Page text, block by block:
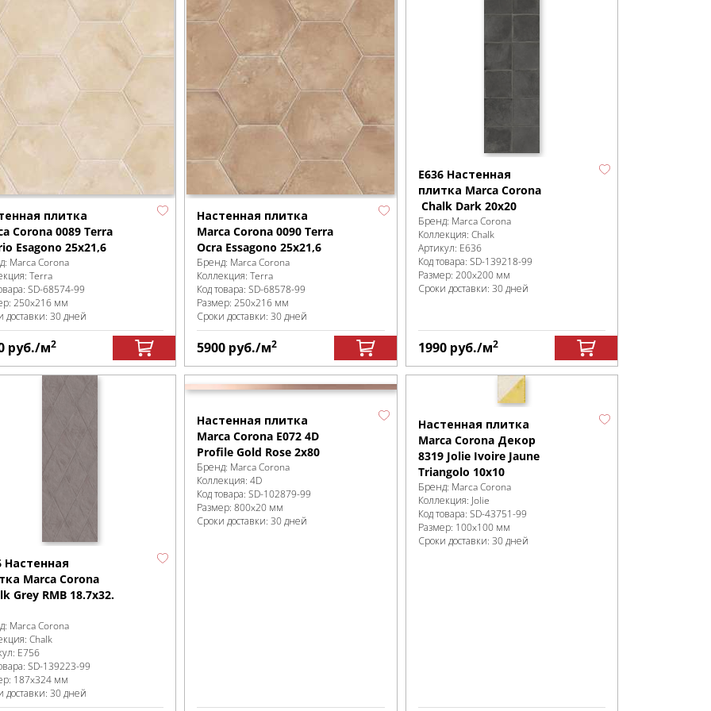
плитка
Corona 0089 Terra
Esagonо 25х21,6
Marca Corona
Terra
SD-68574-99
250x216 мм
доставки: 30 дней
руб./м2
Настенная плитка
Marca Corona 0090 Terra
Ocra Essagonо 25х21,6
Бренд: Marca Corona
Коллекция:Terra
Код товара:SD-68578-99
Размер:250x216 мм
Сроки доставки: 30 дней
5900 руб./м2
E636 Настенная
плитка Marca Corona
Chalk Dark 20x20
Бренд: Marca Corona
Коллекция: Chalk
Артикул: E636
Код товара: SD-139218-99
Размер: 200x200 мм
Сроки доставки: 30 дней
1990 руб./м2
Настенная
Marca Corona
Grey RMB 18.7x32.
Marca Corona
Chalk
E756
SD-139223-99
187x324 мм
доставки: 30 дней
Настенная плитка
Marca Corona E072 4D
Profile Gold Rose 2x80
Бренд: Marca Corona
Коллекция:4D
Код товара:SD-102879-99
Размер:800x20 мм
Сроки доставки: 30 дней
Настенная плитка
Marca Corona Декор
8319 Jolie Ivoire Jaune
Triangolo 10x10
Бренд: Marca Corona
Коллекция: Jolie
Код товара: SD-43751-99
Размер: 100x100 мм
Сроки доставки: 30 дней